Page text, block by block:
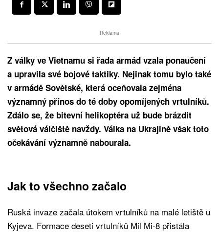
Reklama
Z války ve Vietnamu si řada armád vzala ponaučení
a upravila své bojové taktiky. Nejinak tomu bylo také
v armádě Sovětské, která oceňovala zejména
významný přínos do té doby opomíjených vrtulníků.
Zdálo se, že bitevní helikoptéra už bude brázdit
světová válčiště navždy. Válka na Ukrajině však toto
očekávání významně nabourala.
Jak to všechno začalo
Ruská invaze začala útokem vrtulníků na malé letiště u
Kyjeva. Formace deseti vrtulníků Mil Mi-8 přistála